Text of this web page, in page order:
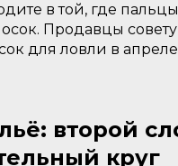
в той, где
Продавцы
для ловли в
второй
круг